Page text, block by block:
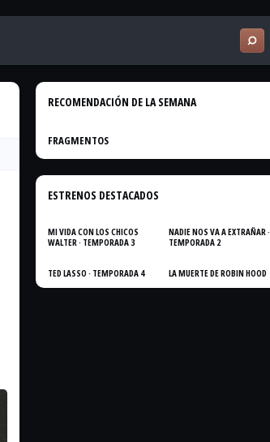
RECOMENDACIÓN DE LA SEMANA
FRAGMENTOS
ESTRENOS DESTACADOS
MI VIDA CON LOS CHICOS
WALTER · TEMPORADA 3
NADIE NOS VA A EXTRAÑAR ·
TEMPORADA 2
TED LASSO · TEMPORADA 4 LA MUERTE DE ROBIN HOOD